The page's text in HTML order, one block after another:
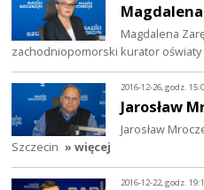
Magdalena
zachodniopomorski kurator oświaty
2016-12-26, godz.
Jarosław
Jarosław
Szczecin » więcej
2016-12-22, godz.